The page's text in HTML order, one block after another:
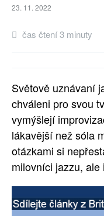
23. 11. 2022
čas čtení 3 minuty
Světově uznávaní
chváleni pro svou
vymýšlejí
lákavější než sóla
otázkami si
milovníci jazzu,